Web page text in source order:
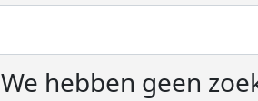
We hebben geen